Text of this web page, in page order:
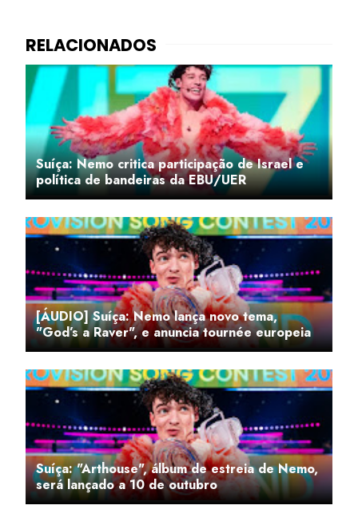
Suíça: Nemo critica participação de Israel e
política de bandeiras da EBU/UER
[ÁUDIO] Suíça: Nemo lança novo tema,
"God’s a Raver", e anuncia tournée europeia
Suíça: "Arthouse", álbum de estreia de Nemo,
será lançado a 10 de outubro